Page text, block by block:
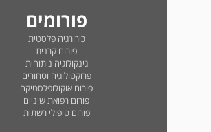
פורומים
כירורגיה פלסטית
פורום קרנית
גינקולוגיה ניתוחית
פרוקטולוגיה וטחורים
פורום אוקולופלסטיקה
פורום רפואת שיניים
פורום טיפולי רשתית